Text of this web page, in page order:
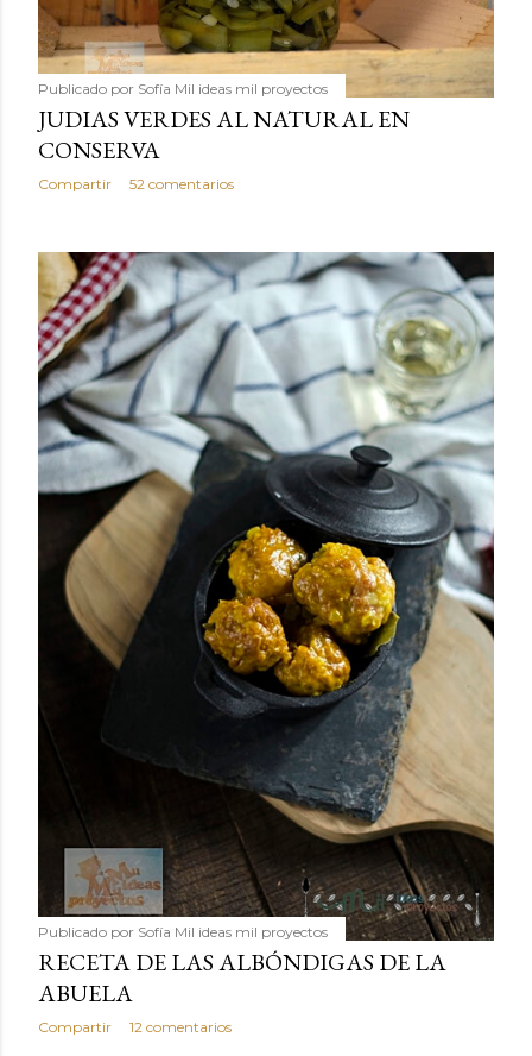
Publicado por Sofía Mil ideas mil proyectos
JUDIAS VERDES AL NATURAL EN
CONSERVA
Compartir 52 comentarios
Publicado por Sofía Mil ideas mil proyectos
RECETA DE LAS ALBÓNDIGAS DE LA
ABUELA
Compartir 12 comentarios